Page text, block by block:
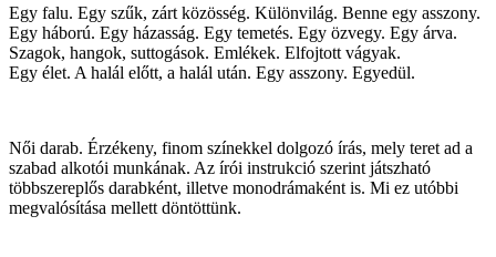
Egy falu. Egy szűk, zárt közösség. Különvilág. Benne egy asszony.
Egy háború. Egy házasság. Egy temetés. Egy özvegy. Egy árva.
Szagok, hangok, suttogások. Emlékek. Elfojtott vágyak.
Egy élet. A halál előtt, a halál után. Egy asszony. Egyedül.
Női darab. Érzékeny, finom színekkel dolgozó írás, mely teret ad a
szabad alkotói munkának. Az írói instrukció szerint játszható
többszereplős darabként, illetve monodrámaként is. Mi ez utóbbi
megvalósítása mellett döntöttünk.